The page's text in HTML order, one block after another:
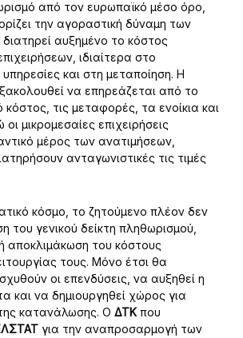
από τον ευρωπαϊκό μέσο όρο,
την αγοραστική δύναμη των
αυξημένο το κόστος
ιδιαίτερα στο
υπηρεσίες και στη μεταποίηση. Η
να επηρεάζεται από το
τις μεταφορές, τα ενοίκια και
οι μικρομεσαίες επιχειρήσεις
μέρος των ανατιμήσεων,
ανταγωνιστικές τις τιμές
κόσμο, το ζητούμενο πλέον δεν
του γενικού δείκτη πληθωρισμού,
αποκλιμάκωση του κόστους
τους. Μόνο έτσι θα
οι επενδύσεις, να αυξηθεί η
και να δημιουργηθεί χώρος για
κατανάλωσης. Ο ΔΤΚπου
για την αναπροσαρμογή των